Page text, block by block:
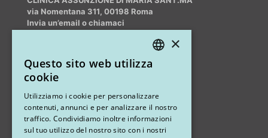
via Nomentana 311, 00198 Roma
Invia un’email o chiamaci
Altri studi
STUDIO MARIANETTI MED
via Sandro Pertini 26, 67051 Avezzano (AQ)
×
Questo sito web utilizza
cookie
Utilizziamo i cookie per personalizzare
contenuti, annunci e per analizzare il nostro
traffico. Condividiamo inoltre informazioni
sul tuo utilizzo del nostro sito con i nostri